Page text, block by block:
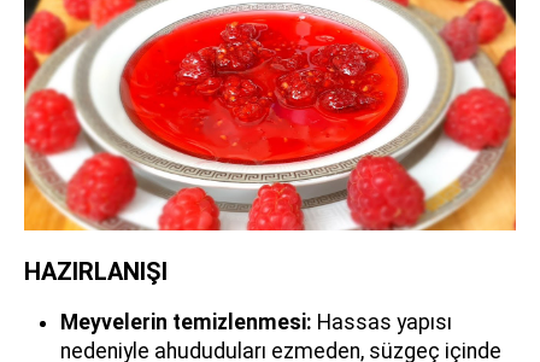
HAZIRLANIŞI
Meyvelerin temizlenmesi: Hassas yapısı
nedeniyle ahududuları ezmeden, süzgeç içinde